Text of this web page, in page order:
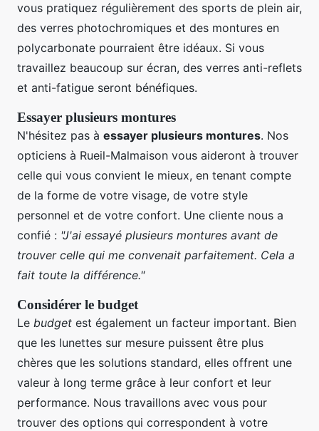
vous pratiquez régulièrement des sports de plein air,
des verres photochromiques et des montures en
polycarbonate pourraient être idéaux. Si vous
travaillez beaucoup sur écran, des verres anti-reflets
et anti-fatigue seront bénéfiques.
Essayer plusieurs montures
N'hésitez pas à essayer plusieurs montures. Nos
opticiens à Rueil-Malmaison vous aideront à trouver
celle qui vous convient le mieux, en tenant compte
de la forme de votre visage, de votre style
personnel et de votre confort. Une cliente nous a
confié : "J'ai essayé plusieurs montures avant de
trouver celle qui me convenait parfaitement. Cela a
fait toute la différence."
Considérer le budget
Le budget est également un facteur important. Bien
que les lunettes sur mesure puissent être plus
chères que les solutions standard, elles offrent une
valeur à long terme grâce à leur confort et leur
performance. Nous travaillons avec vous pour
trouver des options qui correspondent à votre